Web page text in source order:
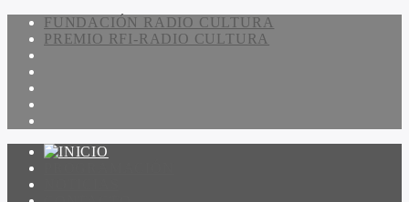
FUNDACIÓN RADIO CULTURA
PREMIO RFI-RADIO CULTURA